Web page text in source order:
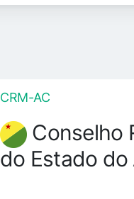
CRM-AC
Conselho
do Estado do